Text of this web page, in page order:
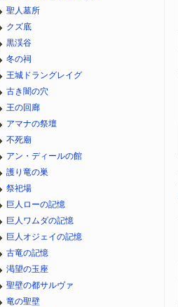
聖人墓所
クズ底
黒渓谷
冬の祠
王城ドラングレイグ
古き闇の穴
王の回廊
アマナの祭壇
不死廟
アン・ディールの館
護り竜の巣
祭祀場
巨人ローの記憶
巨人ワムダの記憶
巨人オジェイの記憶
古竜の記憶
渇望の玉座
聖壁の都サルヴァ
竜の聖壁